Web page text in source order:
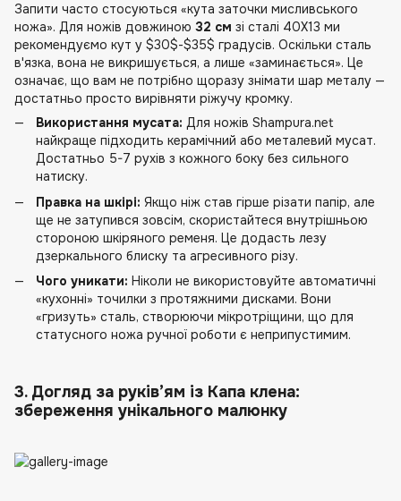
Запити часто стосуються «кута заточки мисливського
ножа». Для ножів довжиною 32 см зі сталі 40Х13 ми
рекомендуємо кут у $30$-$35$ градусів. Оскільки сталь
в'язка, вона не викришується, а лише «заминається». Це
означає, що вам не потрібно щоразу знімати шар металу —
достатньо просто вирівняти ріжучу кромку.
Використання мусата: Для ножів Shampura.net
найкраще підходить керамічний або металевий мусат.
Достатньо 5-7 рухів з кожного боку без сильного
натиску.
Правка на шкірі: Якщо ніж став гірше різати папір, але
ще не затупився зовсім, скористайтеся внутрішньою
стороною шкіряного ременя. Це додасть лезу
дзеркального блиску та агресивного різу.
Чого уникати: Ніколи не використовуйте автоматичні
«кухонні» точилки з протяжними дисками. Вони
«гризуть» сталь, створюючи мікротріщини, що для
статусного ножа ручної роботи є неприпустимим.
3. Догляд за руків’ям із Капа клена:
збереження унікального малюнку